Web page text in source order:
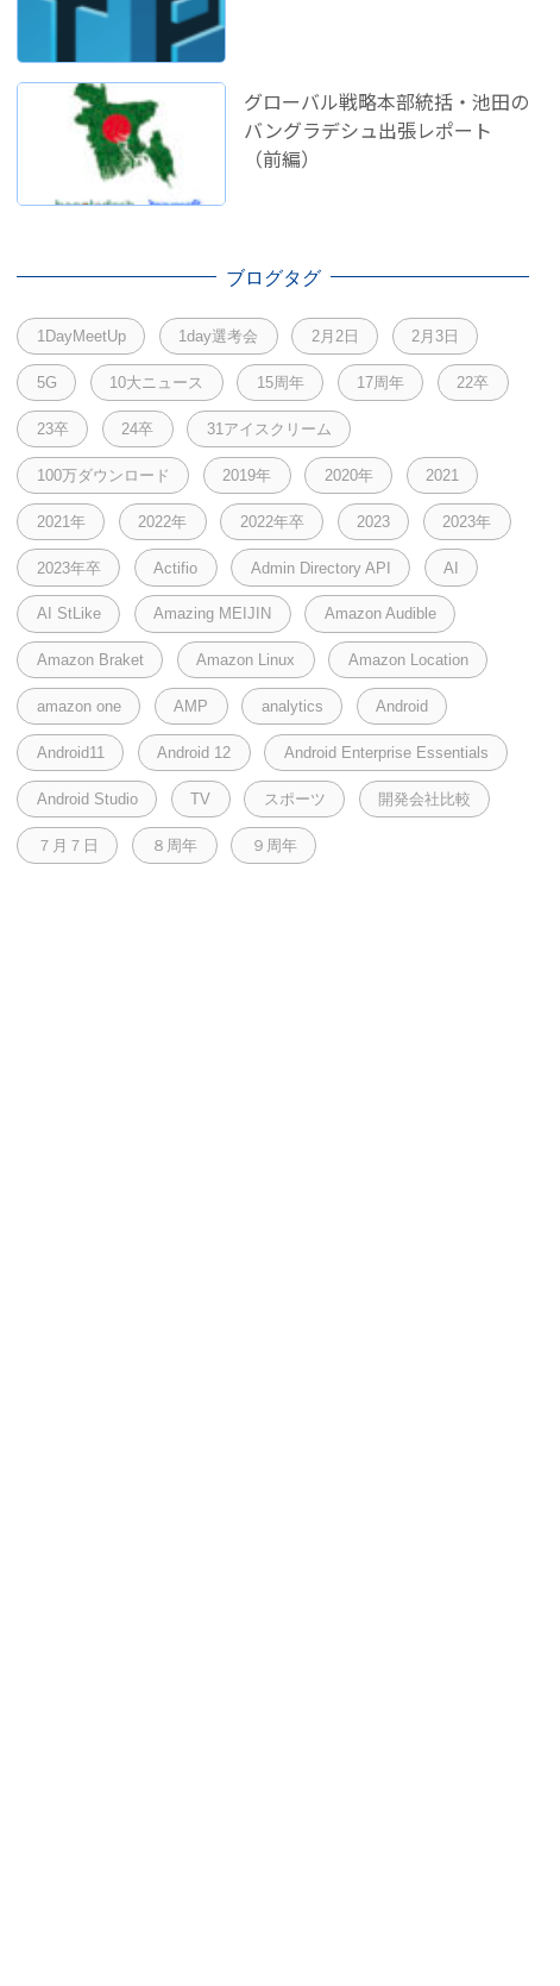
グローバル戦略本部統括・池田の
バングラデシュ出張レポート
（前編）
ブログタグ
1DayMeetUp 1day選考会 2月2日 2月3日
5G 10大ニュース 15周年 17周年 22卒
23卒 24卒 31アイスクリーム
100万ダウンロード 2019年 2020年 2021
2021年 2022年 2022年卒 2023 2023年
2023年卒 Actifio Admin Directory API AI
AI StLike Amazing MEIJIN Amazon Audible
Amazon Braket Amazon Linux Amazon Location
amazon one AMP analytics Android
Android11 Android 12 Android Enterprise Essentials
Android Studio TV スポーツ 開発会社比較
７月７日 ８周年 ９周年